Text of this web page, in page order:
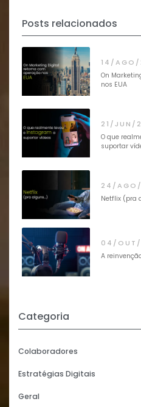
Posts relacionados
14/
On
nos EUA
21/JUN/
O que
suportar
24/
Netflix (pra
04/OUT/
A
Categoria
Colaboradores
Estratégias Digitais
Geral